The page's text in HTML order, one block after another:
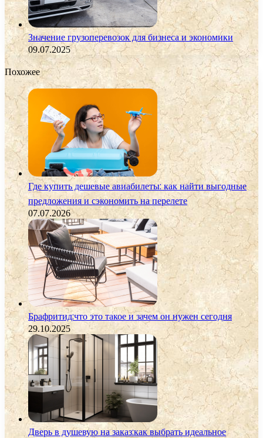
Значение грузоперевозок для бизнеса и экономики
09.07.2025
Похожее
Где купить дешевые авиабилеты: как найти выгодные
предложения и сэкономить на перелете
07.07.2026
Брафритид:что это такое и зачем он нужен сегодня
29.10.2025
Дверь в душевую на заказ:как выбрать идеальное